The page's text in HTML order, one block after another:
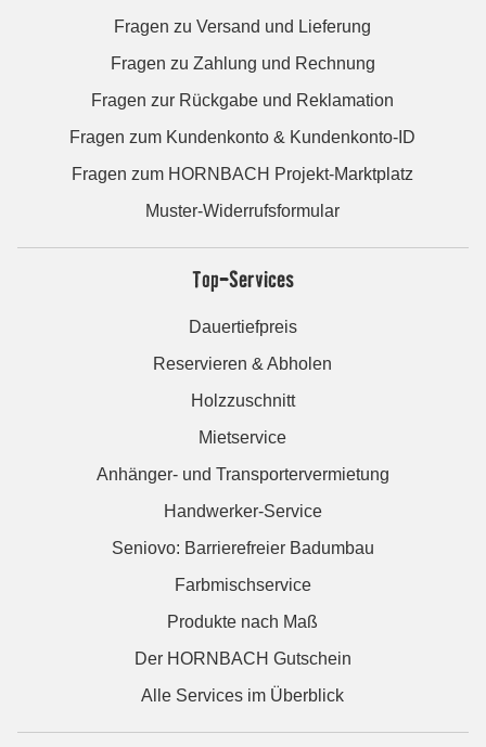
Fragen zu Versand und Lieferung
Fragen zu Zahlung und Rechnung
Fragen zur Rückgabe und Reklamation
Fragen zum Kundenkonto & Kundenkonto-ID
Fragen zum HORNBACH Projekt-Marktplatz
Muster-Widerrufsformular
Top-Services
Dauertiefpreis
Reservieren & Abholen
Holzzuschnitt
Mietservice
Anhänger- und Transportervermietung
Handwerker-Service
Seniovo: Barrierefreier Badumbau
Farbmischservice
Produkte nach Maß
Der HORNBACH Gutschein
Alle Services im Überblick